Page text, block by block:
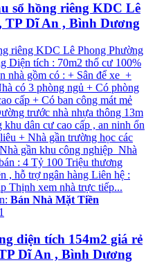
sổ hồng riêng KDC Lê
TP Dĩ An , Bình Dương
riêng KDC Lê Phong Phường
Diện tích : 70m2 thổ cư 100%
nhà gồm có : + Sân để xe +
có 3 phòng ngủ + Có phòng
cấp + Có ban công mát mẻ
trước nhà nhựa thông 13m
dân cư cao cấp , an ninh ổn
+ Nhà gần trường học các
gần khu công nghiệp Nhà
: 4 Tỷ 100 Triệu thương
, hỗ trợ ngân hàng Liên hệ :
Thịnh xem nhà trực tiếp...
Bán Nhà Mặt Tiền
diện tích 154m2 giá rẻ
Dĩ An , Bình Dương